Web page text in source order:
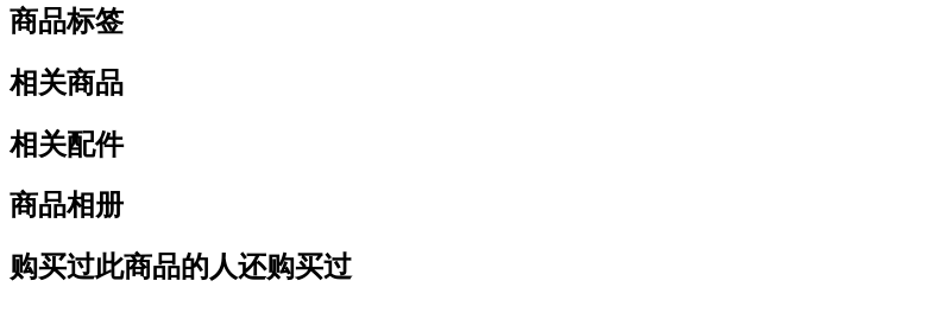
商品标签
相关商品
相关配件
商品相册
购买过此商品的人还购买过